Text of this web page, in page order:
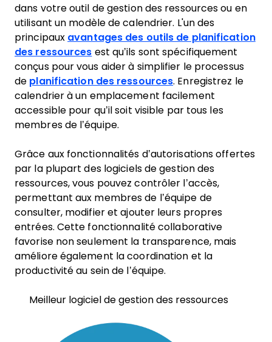
dans votre outil de gestion des ressources ou en
utilisant un modèle de calendrier. L'un des
principaux avantages des outils de planification
des ressources est qu’ils sont spécifiquement
conçus pour vous aider à simplifier le processus
de planification des ressources. Enregistrez le
calendrier à un emplacement facilement
accessible pour qu’il soit visible par tous les
membres de l’équipe.
Grâce aux fonctionnalités d’autorisations offertes
par la plupart des logiciels de gestion des
ressources, vous pouvez contrôler l’accès,
permettant aux membres de l’équipe de
consulter, modifier et ajouter leurs propres
entrées. Cette fonctionnalité collaborative
favorise non seulement la transparence, mais
améliore également la coordination et la
productivité au sein de l’équipe.
Meilleur logiciel de gestion des ressources